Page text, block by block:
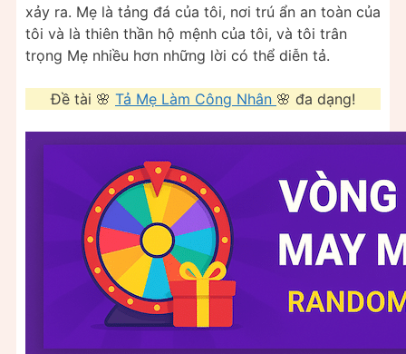
xảy ra. Mẹ là tảng đá của tôi, nơi trú ẩn an toàn của
tôi và là thiên thần hộ mệnh của tôi, và tôi trân
trọng Mẹ nhiều hơn những lời có thể diễn tả.
Đề tài 🌸 Tả Mẹ Làm Công Nhân 🌸 đa dạng!